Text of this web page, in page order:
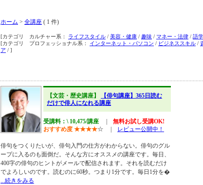
ホーム > 全講座 ( 1 件)
[カテゴリ カルチャー系： ライフスタイル / 美容・健康 / 趣味 / マネー・法律 / 語
[カテゴリ プロフェッショナル系： インターネット・パソコン / ビジネススキル /
ア / ]
【文芸・歴史講座】
【俳句講座】365日読む
だけで俳人になれる講座
受講料：\ 10,475/講座
無料お試し受講OK!
おすすめ度 ★★★★☆ レビュー公開中！
俳句をつくりたいが、俳句入門の仕方がわからない。俳句のグル
ープに入るのも面倒だ。そんな方にオススメの講座です。毎日、
400字の俳句のヒントがメールで配信されます。それを読むだけ
でよろしいのです。読むのに60秒。つまり1分です。毎日1分を�
...続きをみる